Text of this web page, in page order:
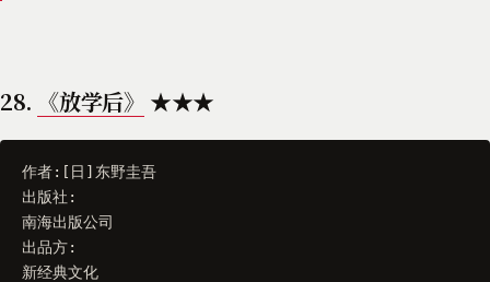
28. 《放学后》 ★★★
作者:[ 日 ] 东野圭吾
出版社 :
南海出版公司
出品方:
新经典文化